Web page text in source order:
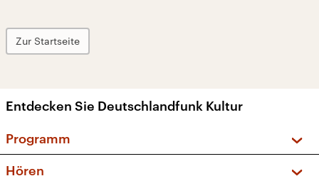
Zur Startseite
Entdecken Sie Deutschlandfunk Kultur
Programm
Hören